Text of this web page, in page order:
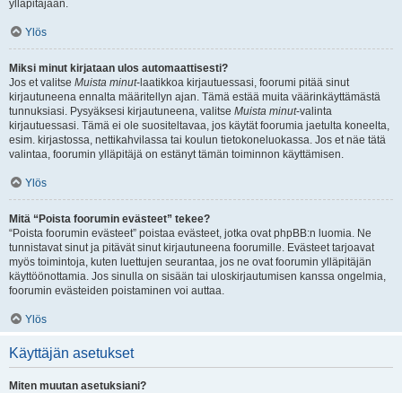
ylläpitäjään.
Ylös
Miksi minut kirjataan ulos automaattisesti?
Jos et valitse Muista minut-laatikkoa kirjautuessasi, foorumi pitää sinut
kirjautuneena ennalta määritellyn ajan. Tämä estää muita väärinkäyttämästä
tunnuksiasi. Pysyäksesi kirjautuneena, valitse Muista minut-valinta
kirjautuessasi. Tämä ei ole suositeltavaa, jos käytät foorumia jaetulta koneelta,
esim. kirjastossa, nettikahvilassa tai koulun tietokoneluokassa. Jos et näe tätä
valintaa, foorumin ylläpitäjä on estänyt tämän toiminnon käyttämisen.
Ylös
Mitä “Poista foorumin evästeet” tekee?
“Poista foorumin evästeet” poistaa evästeet, jotka ovat phpBB:n luomia. Ne
tunnistavat sinut ja pitävät sinut kirjautuneena foorumille. Evästeet tarjoavat
myös toimintoja, kuten luettujen seurantaa, jos ne ovat foorumin ylläpitäjän
käyttöönottamia. Jos sinulla on sisään tai uloskirjautumisen kanssa ongelmia,
foorumin evästeiden poistaminen voi auttaa.
Ylös
Käyttäjän asetukset
Miten muutan asetuksiani?